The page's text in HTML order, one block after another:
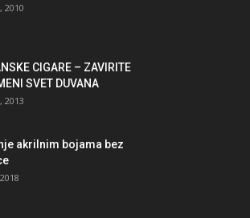
2010
CIGARE – ZAVIRITE
SVET DUVANA
2013
akrilnim bojama bez